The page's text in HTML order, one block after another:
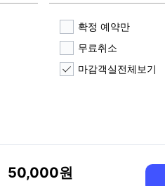
확정 예약만
무료취소
마감객실전체보기
50,000